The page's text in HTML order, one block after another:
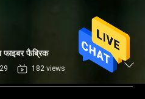
फाइबर फैब्रिक
182 views